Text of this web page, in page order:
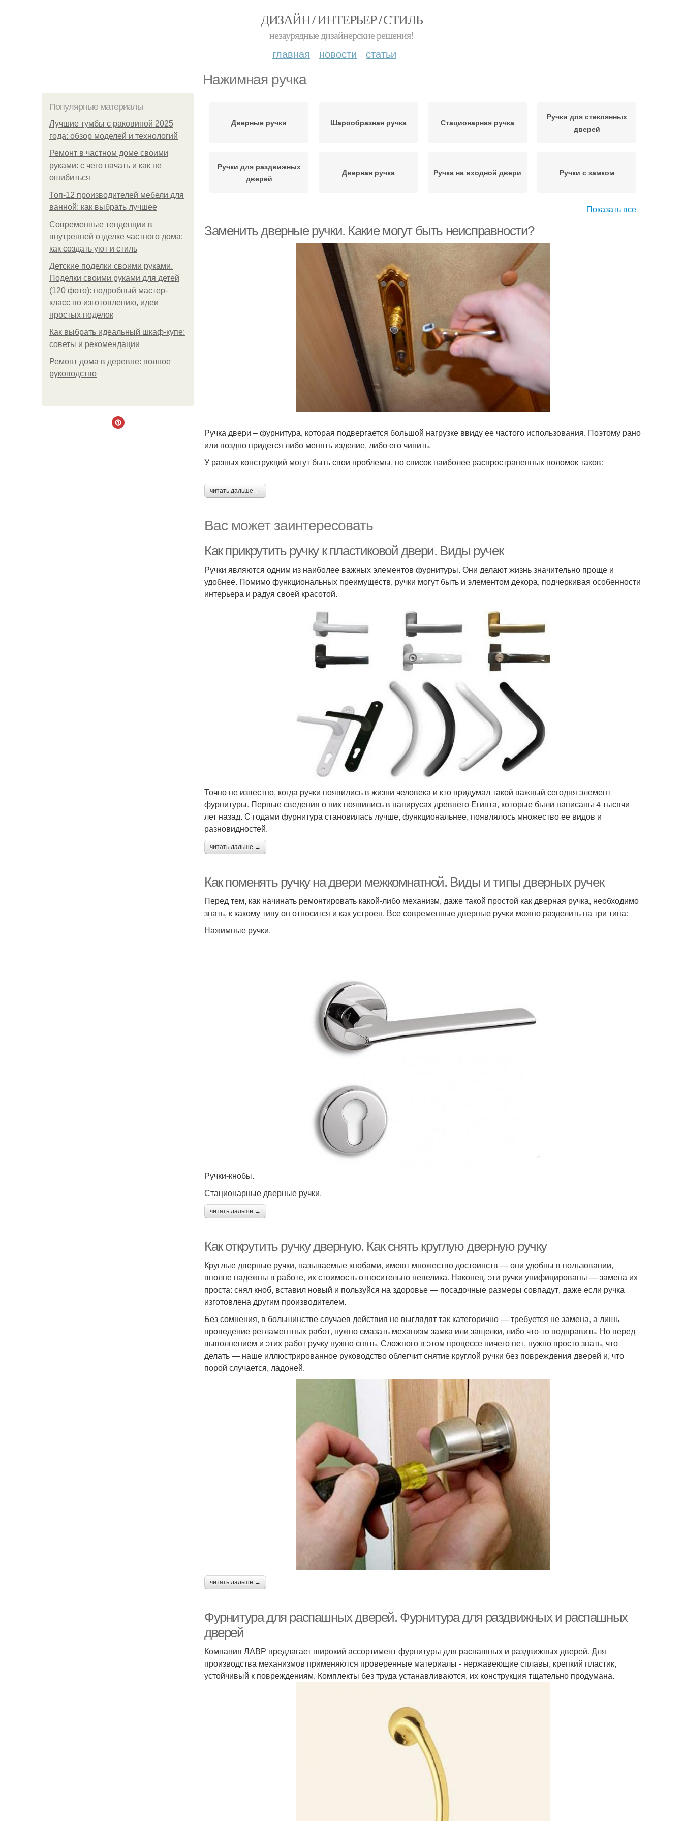
ДИЗАЙН / ИНТЕРЬЕР / СТИЛЬ
незаурядные дизайнерские решения!
главная новости статьи
Нажимная ручка
Популярные материалы
Лучшие тумбы с раковиной 2025
года: обзор моделей и технологий
Ремонт в частном доме своими
руками: с чего начать и как не
ошибиться
Топ-12 производителей мебели для
ванной: как выбрать лучшее
Современные тенденции в
внутренней отделке частного дома:
как создать уют и стиль
Детские поделки своими руками.
Поделки своими руками для детей
(120 фото): подробный мастер-
класс по изготовлению, идеи
простых поделок
Как выбрать идеальный шкаф-купе:
советы и рекомендации
Ремонт дома в деревне: полное
руководство
Дверные ручки Шарообразная ручка Стационарная ручка
Ручки для стеклянных
дверей
Ручки для раздвижных
дверей
Дверная ручка Ручка на входной двери Ручки с замком
Показать все
Заменить дверные ручки. Какие могут быть неисправности?
Ручка двери – фурнитура, которая подвергается большой нагрузке ввиду ее частого использования. Поэтому рано
или поздно придется либо менять изделие, либо его чинить.
У разных конструкций могут быть свои проблемы, но список наиболее распространенных поломок таков:
читать дальше →
Вас может заинтересовать
Как прикрутить ручку к пластиковой двери. Виды ручек
Ручки являются одним из наиболее важных элементов фурнитуры. Они делают жизнь значительно проще и
удобнее. Помимо функциональных преимуществ, ручки могут быть и элементом декора, подчеркивая особенности
интерьера и радуя своей красотой.
Точно не известно, когда ручки появились в жизни человека и кто придумал такой важный сегодня элемент
фурнитуры. Первые сведения о них появились в папирусах древнего Египта, которые были написаны 4 тысячи
лет назад. С годами фурнитура становилась лучше, функциональнее, появлялось множество ее видов и
разновидностей.
читать дальше →
Как поменять ручку на двери межкомнатной. Виды и типы дверных ручек
Перед тем, как начинать ремонтировать какой-либо механизм, даже такой простой как дверная ручка, необходимо
знать, к какому типу он относится и как устроен. Все современные дверные ручки можно разделить на три типа:
Нажимные ручки.
Ручки-кнобы.
Стационарные дверные ручки.
читать дальше →
Как открутить ручку дверную. Как снять круглую дверную ручку
Круглые дверные ручки, называемые кнобами, имеют множество достоинств — они удобны в пользовании,
вполне надежны в работе, их стоимость относительно невелика. Наконец, эти ручки унифицированы — замена их
проста: снял кноб, вставил новый и пользуйся на здоровье — посадочные размеры совпадут, даже если ручка
изготовлена другим производителем.
Без сомнения, в большинстве случаев действия не выглядят так категорично — требуется не замена, а лишь
проведение регламентных работ, нужно смазать механизм замка или защелки, либо что-то подправить. Но перед
выполнением и этих работ ручку нужно снять. Сложного в этом процессе ничего нет, нужно просто знать, что
делать — наше иллюстрированное руководство облегчит снятие круглой ручки без повреждения дверей и, что
порой случается, ладоней.
читать дальше →
Фурнитура для распашных дверей. Фурнитура для раздвижных и распашных
дверей
Компания ЛАВР предлагает широкий ассортимент фурнитуры для распашных и раздвижных дверей. Для
производства механизмов применяются проверенные материалы - нержавеющие сплавы, крепкий пластик,
устойчивый к повреждениям. Комплекты без труда устанавливаются, их конструкция тщательно продумана.